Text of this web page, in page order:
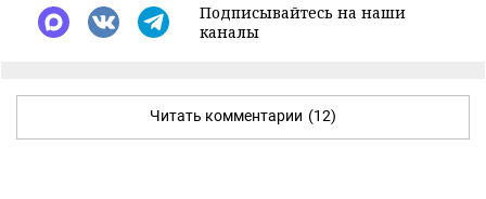
Подписывайтесь на наши
каналы
Читать комментарии (12)